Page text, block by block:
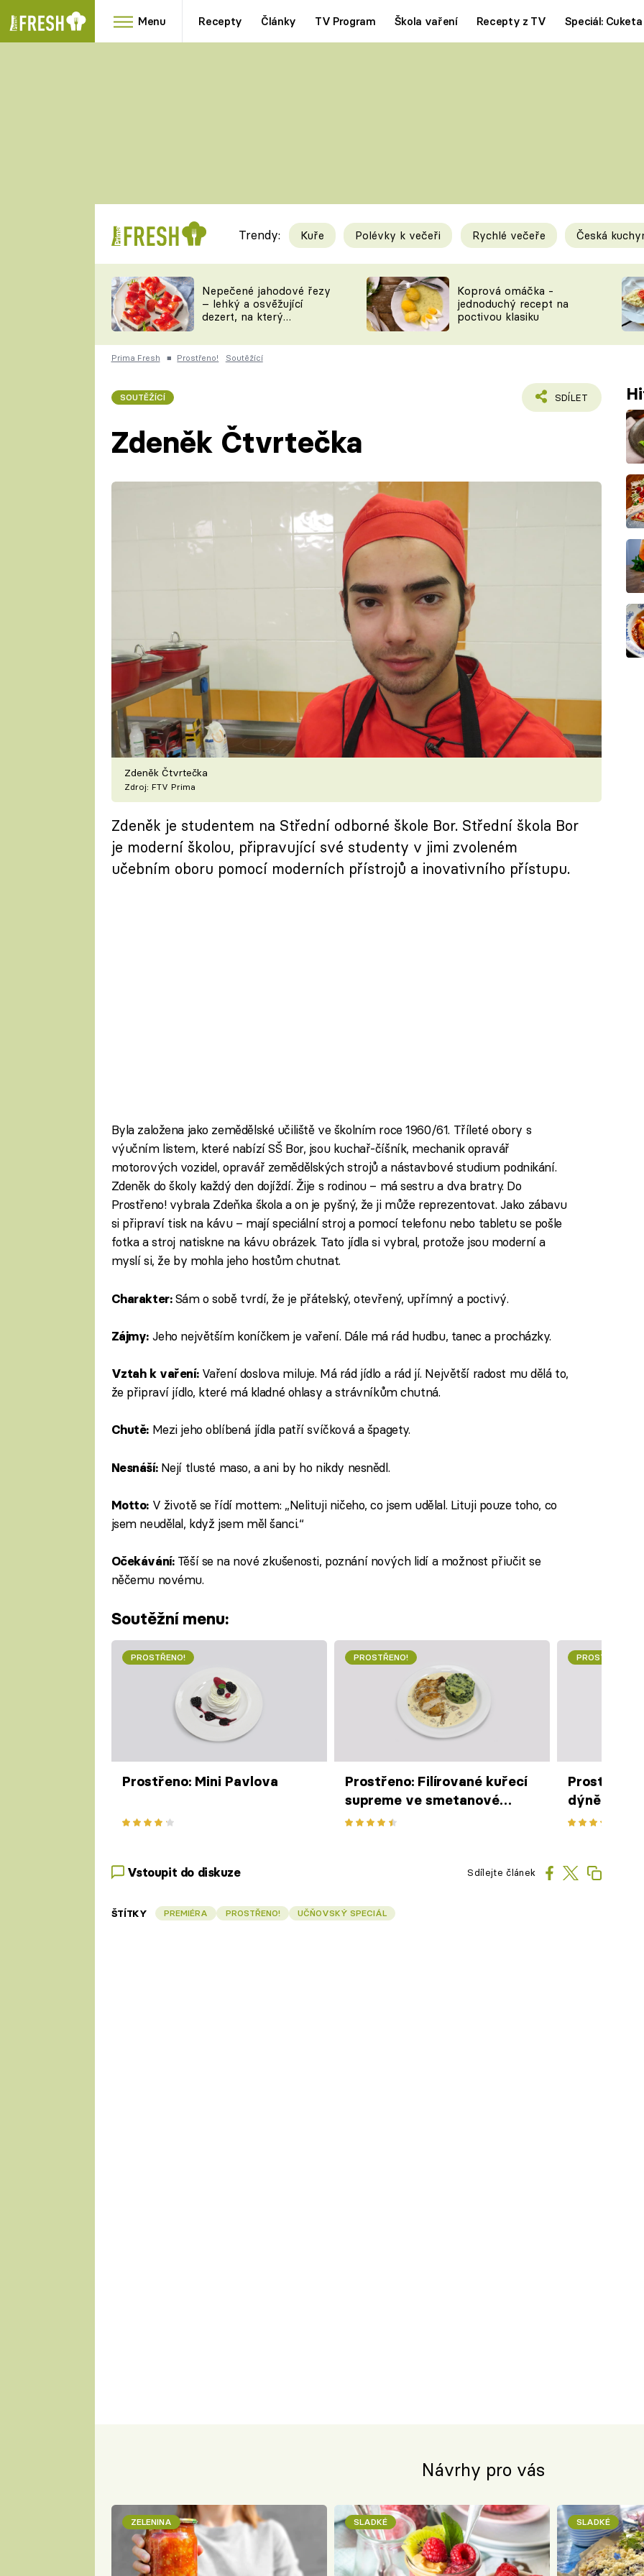
Menu Recepty Články TV Program Škola vaření Recepty z TV Speciál: Cuketa
RYCHLOVKY
Videorecepty
TEĎ VAŘÍ ŠÉF!
ČESKO NA TALÍŘI
Tipy a triky
KAM ZA JÍDLEM
VYCHYTÁVKY
ČASOPIS
Trendy: Kuře Polévky k večeři Rychlé večeře Česká
Nepečené jahodové řezy
– lehký a osvěžující
dezert, na který
Koprová omáčka -
jednoduchý recept na
poctivou klasiku
Prima Fresh ■ Prostřeno! Soutěžící
SOUTĚŽÍCÍ SDÍLET
Zdeněk Čtvrtečka
Zdeněk Čtvrtečka
Zdroj: FTV Prima
Zdeněk je studentem na Střední odborné škole Bor. Střední škola Bor
je moderní školou, připravující své studenty v jimi zvoleném
učebním oboru pomocí moderních přístrojů a inovativního přístupu.
Byla založena jako zemědělské učiliště ve školním roce 1960/61. Tříleté obory s
výučním listem, které nabízí SŠ Bor, jsou kuchař-číšník, mechanik opravář
motorových vozidel, opravář zemědělských strojů a nástavbové studium podnikání.
Zdeněk do školy každý den dojíždí. Žije s rodinou – má sestru a dva bratry. Do
Prostřeno! vybrala Zdeňka škola a on je pyšný, že ji může reprezentovat. Jako zábavu
si připraví tisk na kávu – mají speciální stroj a pomocí telefonu nebo tabletu se pošle
fotka a stroj natiskne na kávu obrázek. Tato jídla si vybral, protože jsou moderní a
myslí si, že by mohla jeho hostům chutnat.
Charakter: Sám o sobě tvrdí, že je přátelský, otevřený, upřímný a poctivý.
Zájmy: Jeho největším koníčkem je vaření. Dále má rád hudbu, tanec a procházky.
Vztah k vaření: Vaření doslova miluje. Má rád jídlo a rád jí. Největší radost mu dělá to,
že připraví jídlo, které má kladné ohlasy a strávníkům chutná.
Chutě: Mezi jeho oblíbená jídla patří svíčková a špagety.
Nesnáší: Nejí tlusté maso, a ani by ho nikdy nesnědl.
Motto: V životě se řídí mottem: „Nelituji ničeho, co jsem udělal. Lituji pouze toho, co
jsem neudělal, když jsem měl šanci.“
Očekávání: Těší se na nové zkušenosti, poznání nových lidí a možnost přiučit se
něčemu novému.
Soutěžní menu:
PROSTŘENO!
Prostřeno: Mini Pavlova
PROSTŘENO!
Prostřeno: Filírované kuřecí
supreme ve smetanové
omáčce s liškami, šťouchané
PROSTŘENO!
Prostřeno:
dýně s
zdobený
Vstoupit do diskuze Sdílejte článek
ŠTÍTKY PREMIÉRA PROSTŘENO! UČŇOVSKÝ SPECIÁL
Návrhy pro vás
ZELENINA SLADKÉ SLADKÉ